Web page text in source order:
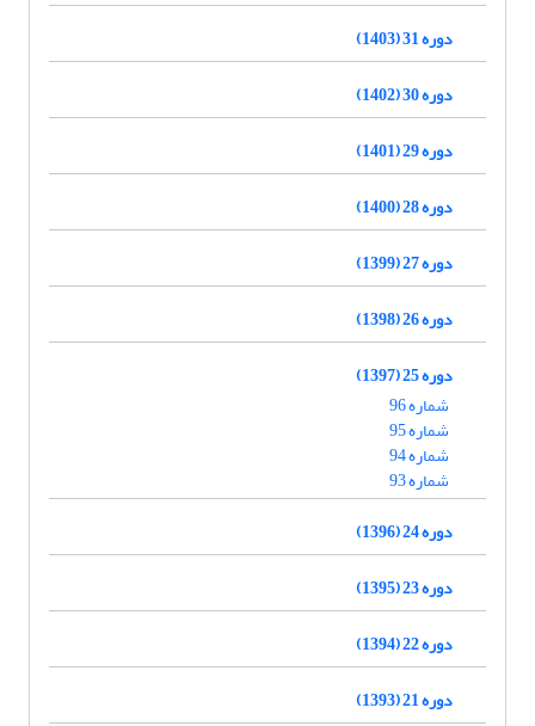
دوره 31 (1403)
دوره 30 (1402)
دوره 29 (1401)
دوره 28 (1400)
دوره 27 (1399)
دوره 26 (1398)
دوره 25 (1397)
شماره 96
شماره 95
شماره 94
شماره 93
دوره 24 (1396)
دوره 23 (1395)
دوره 22 (1394)
دوره 21 (1393)